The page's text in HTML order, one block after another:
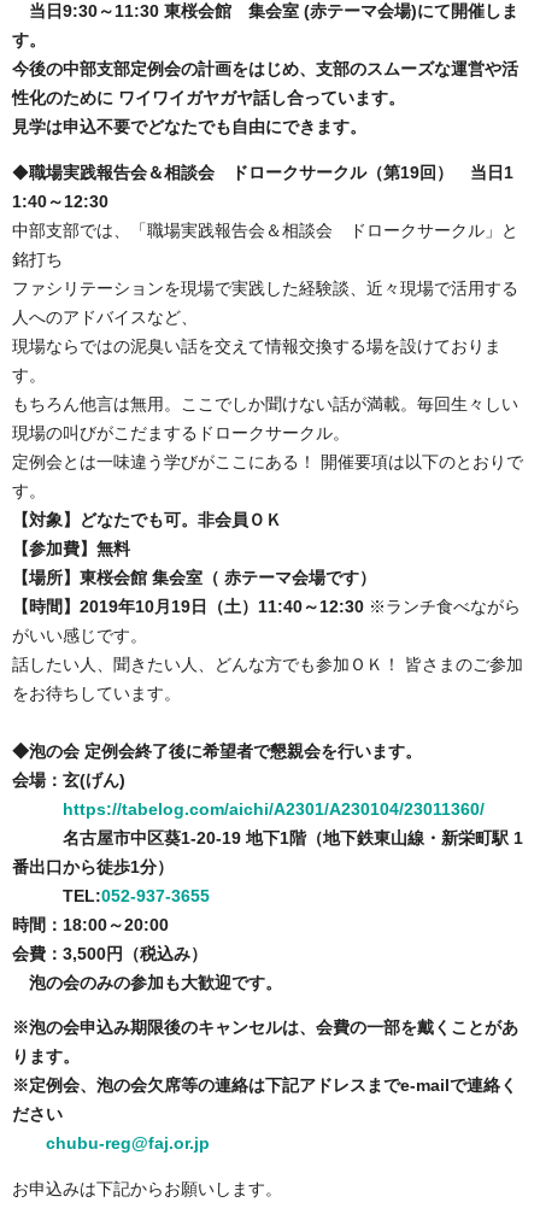
当日9:30～11:30 東桜会館 集会室 (赤テーマ会場)にて開催しま
す。
今後の中部支部定例会の計画をはじめ、支部のスムーズな運営や活
性化のために ワイワイガヤガヤ話し合っています。
見学は申込不要でどなたでも自由にできます。
◆職場実践報告会＆相談会 ドロークサークル（第19回）
当日1
1:40～12:30
中部支部では、「職場実践報告会＆相談会 ドロークサークル」と
銘打ち
ファシリテーションを現場で実践した経験談、近々現場で活用する
人へのアドバイスなど、
現場ならではの泥臭い話を交えて情報交換する場を設けておりま
す。
もちろん他言は無用。ここでしか聞けない話が満載。毎回生々しい
現場の叫びがこだまするドロークサークル。
定例会とは一味違う学びがここにある！ 開催要項は以下のとおりで
す。
【対象】どなたでも可。非会員ＯＫ
【参加費】無料
【場所】東桜会館 集会室（ 赤テーマ会場です）
【時間】2019年10月19日（土）11:40～12:30 ※ランチ食べながら
がいい感じです。
話したい人、聞きたい人、どんな方でも参加ＯＫ！ 皆さまのご参加
をお待ちしています。
◆泡の会 定例会終了後に希望者で懇親会を行います。
会場：玄(げん)
https://tabelog.com/aichi/A2301/A230104/23011360/
名古屋市中区葵1-20-19 地下1階（地下鉄東山線・新栄町駅 1
番出口から徒歩1分）
TEL:052-937-3655
時間：18:00～20:00
会費：3,500円（税込み）
泡の会のみの参加も大歓迎です。
※泡の会申込み期限後のキャンセルは、会費の一部を戴くことがあ
ります。
※定例会、泡の会欠席等の連絡は下記アドレスまでe-mailで連絡く
ださい
chubu-reg@faj.or.jp
お申込みは下記からお願いします。